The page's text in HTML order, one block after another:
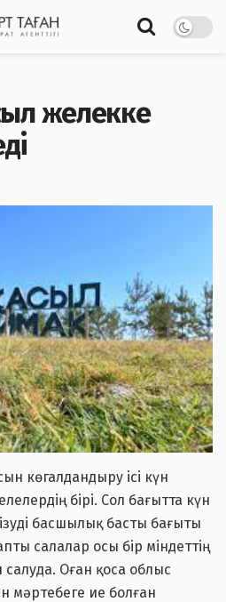
желекке
көгалдандыру ісі күн
бірі. Сол бағытта күн
басшылық басты бағыты
салалар осы бір міндеттің
Оған қоса облыс
мәртебеге ие болған